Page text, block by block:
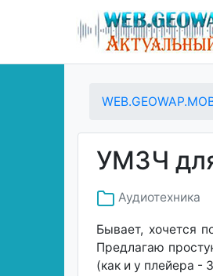
УМЗЧ
Аудиотехника
Бывает, хочется
Предлагаю
(как и у плейера -